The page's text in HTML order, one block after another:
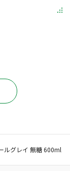
ルグレイ 無糖 600ml